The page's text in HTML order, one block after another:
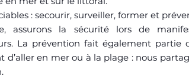
: secourir, surveiller, former et
assurons la sécurité lors de
La prévention fait également partie
d’aller en mer ou à la plage : nous